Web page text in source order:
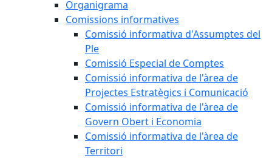
Organigrama
Comissions informatives
Comissió informativa d'Assumptes del
Ple
Comissió Especial de Comptes
Comissió informativa de l'àrea de
Projectes Estratègics i Comunicació
Comissió informativa de l'àrea de
Govern Obert i Economia
Comissió informativa de l'àrea de
Territori